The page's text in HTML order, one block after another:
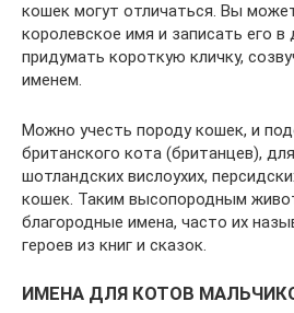
кошек могут отличаться. Вы
королевское имя и записать его
придумать короткую кличку,
именем.
Можно учесть породу кошек, и
британского кота (британцев),
шотландских вислоухих,
кошек. Таким высопородным
благородные имена, часто их
героев из книг и сказок.
ИМЕНА ДЛЯ КОТОВ